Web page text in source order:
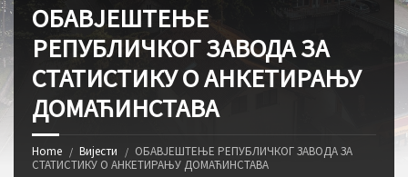
ОБАВЈЕШТЕЊЕ
РЕПУБЛИЧКОГ ЗАВОДА ЗА
СТАТИСТИКУ О АНКЕТИРАЊУ
ДОМАЋИНСТАВА
Home Вијести
ОБАВЈЕШТЕЊЕ РЕПУБЛИЧКОГ ЗАВОДА ЗА
СТАТИСТИКУ О АНКЕТИРАЊУ ДОМАЋИНСТАВА